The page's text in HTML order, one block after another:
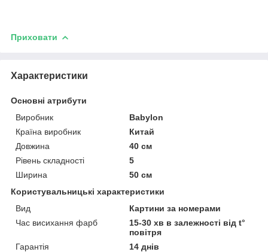
Приховати
Характеристики
Основні атрибути
Виробник
Babylon
Країна виробник
Китай
Довжина
40 см
Рівень складності
5
Ширина
50 см
Користувальницькі характеристики
Вид
Картини за номерами
Час висихання фарб
15-30 хв в залежності від t°
повітря
Гарантія
14 днів